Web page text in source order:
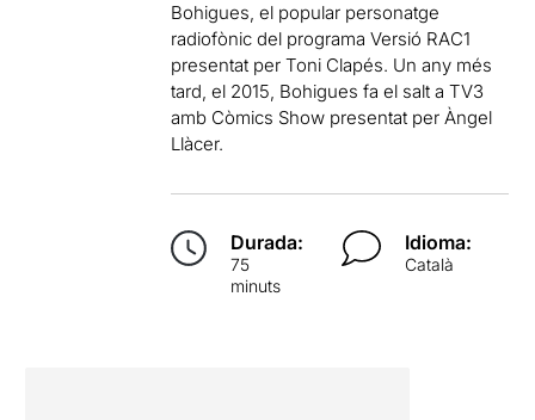
Bohigues, el popular personatge
radiofònic del programa Versió RAC1
presentat per Toni Clapés. Un any més
tard, el 2015, Bohigues fa el salt a TV3
amb Còmics Show presentat per Àngel
Llàcer.
Durada:
75
minuts
Idioma:
Català